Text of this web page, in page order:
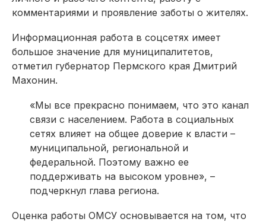
комментариями и проявление заботы о жителях.
Информационная работа в соцсетях имеет
большое значение для муниципалитетов,
отметил губернатор Пермского края Дмитрий
Махонин.
«Мы все прекрасно понимаем, что это канал
связи с населением. Работа в социальных
сетях влияет на общее доверие к власти –
муниципальной, региональной и
федеральной. Поэтому важно ее
поддерживать на высоком уровне», –
подчеркнул глава региона.
Оценка работы ОМСУ основывается на том, что